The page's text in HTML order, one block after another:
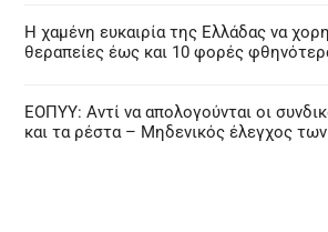
Η χαμένη ευκαιρία της Ελλάδας να
θεραπείες έως και 10 φορές
ΕΟΠΥΥ: Αντί να απολογούνται οι
και τα ρέστα – Μηδενικός έλεγχος